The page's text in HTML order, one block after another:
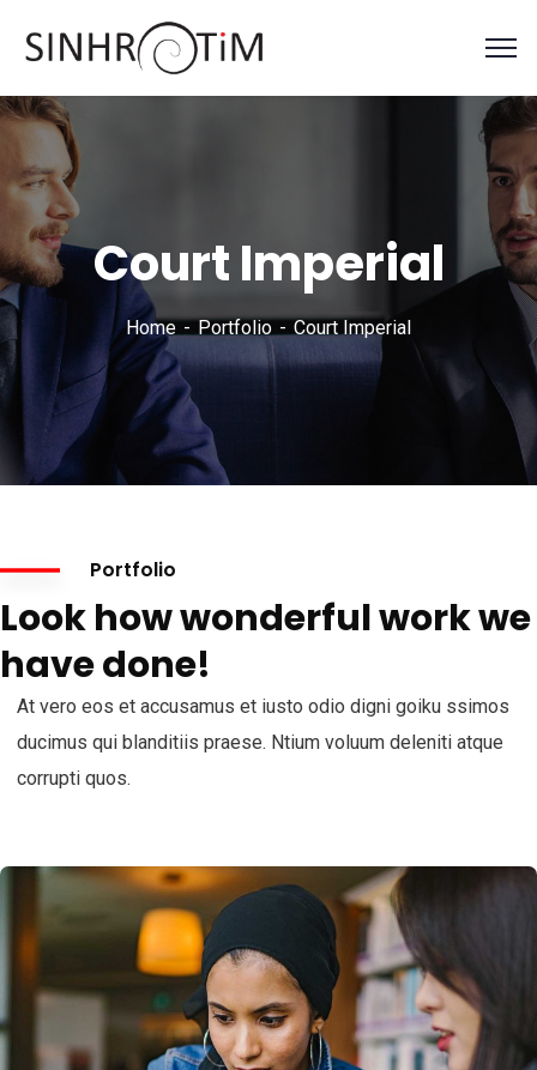
Court Imperial
Home Portfolio Court Imperial
Portfolio
Look how wonderful work we
have done!
At vero eos et accusamus et iusto odio digni goiku ssimos
ducimus qui blanditiis praese. Ntium voluum deleniti atque
corrupti quos.